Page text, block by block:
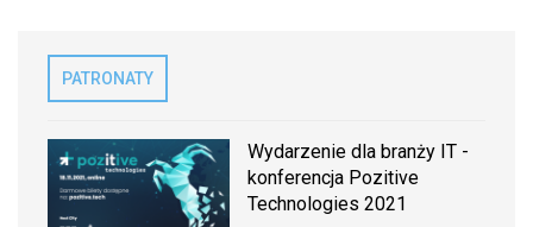
PATRONATY
Wydarzenie dla branży IT -
konferencja Pozitive
Technologies 2021